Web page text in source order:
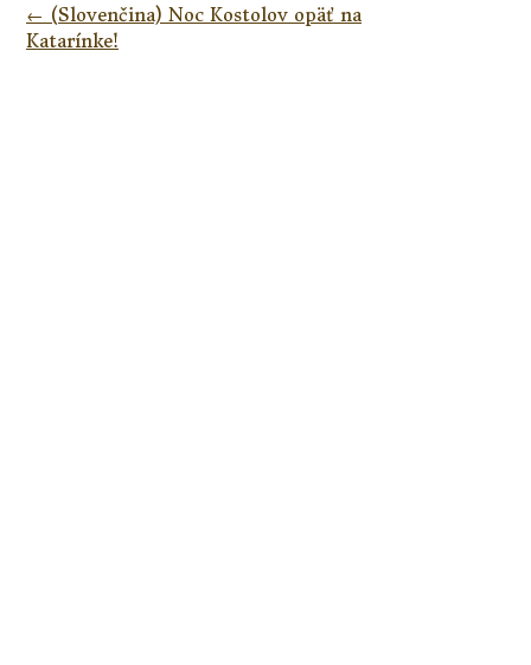
Post
navigation
← (Slovenčina) Noc Kostolov opäť na
Katarínke!